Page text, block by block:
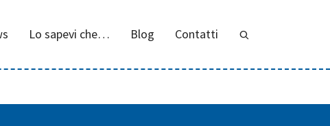
Lo sapevi che… Blog Contatti